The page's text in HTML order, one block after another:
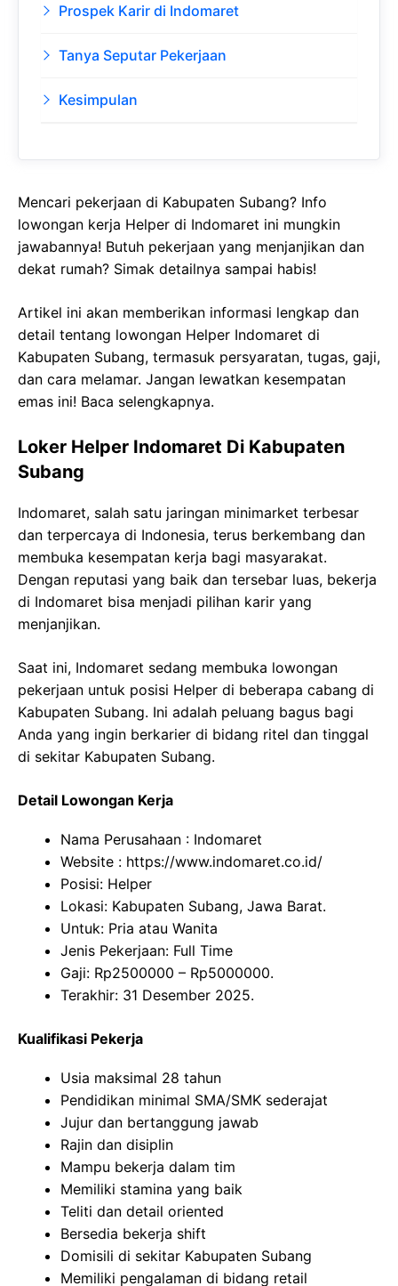
Prospek Karir di Indomaret
Tanya Seputar Pekerjaan
Kesimpulan
Mencari pekerjaan di Kabupaten Subang? Info
lowongan kerja Helper di Indomaret ini mungkin
jawabannya! Butuh pekerjaan yang menjanjikan dan
dekat rumah? Simak detailnya sampai habis!
Artikel ini akan memberikan informasi lengkap dan
detail tentang lowongan Helper Indomaret di
Kabupaten Subang, termasuk persyaratan, tugas, gaji,
dan cara melamar. Jangan lewatkan kesempatan
emas ini! Baca selengkapnya.
Loker Helper Indomaret Di Kabupaten
Subang
Indomaret, salah satu jaringan minimarket terbesar
dan terpercaya di Indonesia, terus berkembang dan
membuka kesempatan kerja bagi masyarakat.
Dengan reputasi yang baik dan tersebar luas, bekerja
di Indomaret bisa menjadi pilihan karir yang
menjanjikan.
Saat ini, Indomaret sedang membuka lowongan
pekerjaan untuk posisi Helper di beberapa cabang di
Kabupaten Subang. Ini adalah peluang bagus bagi
Anda yang ingin berkarier di bidang ritel dan tinggal
di sekitar Kabupaten Subang.
Detail Lowongan Kerja
Nama Perusahaan : Indomaret
Website : https://www.indomaret.co.id/
Posisi: Helper
Lokasi: Kabupaten Subang, Jawa Barat.
Untuk: Pria atau Wanita
Jenis Pekerjaan: Full Time
Gaji: Rp2500000 – Rp5000000.
Terakhir: 31 Desember 2025.
Kualifikasi Pekerja
Usia maksimal 28 tahun
Pendidikan minimal SMA/SMK sederajat
Jujur dan bertanggung jawab
Rajin dan disiplin
Mampu bekerja dalam tim
Memiliki stamina yang baik
Teliti dan detail oriented
Bersedia bekerja shift
Domisili di sekitar Kabupaten Subang
Memiliki pengalaman di bidang retail